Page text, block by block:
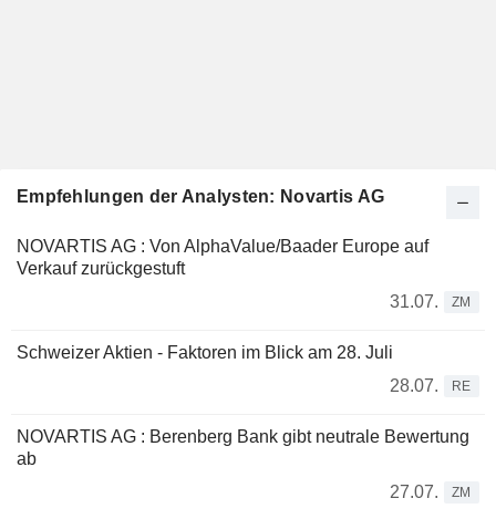
Empfehlungen der Analysten: Novartis AG
NOVARTIS AG : Von AlphaValue/Baader Europe auf
Verkauf zurückgestuft
31.07.
ZM
Schweizer Aktien - Faktoren im Blick am 28. Juli
28.07.
RE
NOVARTIS AG : Berenberg Bank gibt neutrale Bewertung
ab
27.07.
ZM